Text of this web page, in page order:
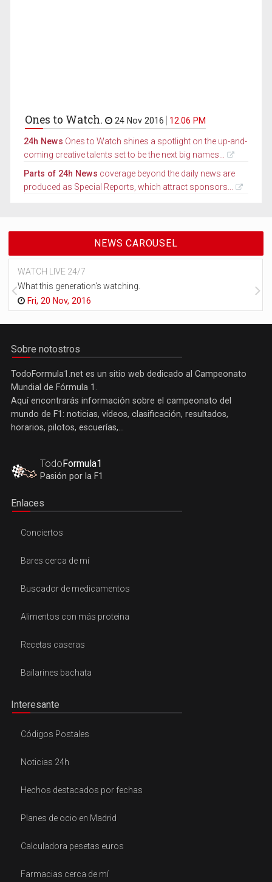
Ones to Watch. 24 Nov 2016 12.06 PM
24h News Ones to Watch shines a spotlight on the up-and-
coming creative talents set to be the next big names...
Parts of 24h News coverage beyond the daily news are
produced as Special Reports, which attract sponsors...
NEWS CAROUSEL
WATCH LIVE 24/7
What this generation's watching.
Fri, 20 Nov, 2016
Sobre notostros
TodoFormula1.net es un sitio web dedicado al Campeonato
Mundial de Fórmula 1.
Aquí encontrarás información sobre el campeonato del
mundo de F1: noticias, vídeos, clasificación, resultados,
horarios, pilotos, escuerías,...
Todo Formula1
Pasión por la F1
Enlaces
Conciertos
Bares cerca de mí
Buscador de medicamentos
Alimentos con más proteina
Recetas caseras
Bailarines bachata
Interesante
Códigos Postales
Noticias 24h
Hechos destacados por fechas
Planes de ocio en Madrid
Calculadora pesetas euros
Farmacias cerca de mí